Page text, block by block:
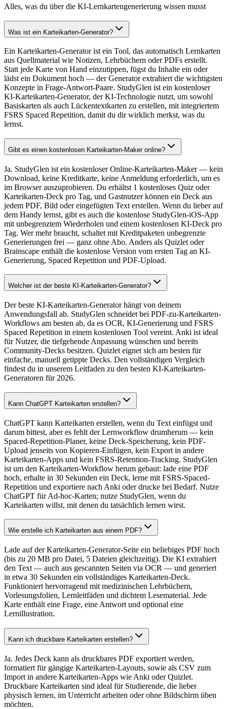
Alles, was du über die KI-Lernkartengenerierung wissen musst
Was ist ein Karteikarten-Generator?
Ein Karteikarten-Generator ist ein Tool, das automatisch Lernkarten
aus Quellmaterial wie Notizen, Lehrbüchern oder PDFs erstellt.
Statt jede Karte von Hand einzutippen, fügst du Inhalte ein oder
lädst ein Dokument hoch — der Generator extrahiert die wichtigsten
Konzepte in Frage-Antwort-Paare. StudyGlen ist ein kostenloser
KI-Karteikarten-Generator, der KI-Technologie nutzt, um sowohl
Basiskarten als auch Lückentextkarten zu erstellen, mit integriertem
FSRS Spaced Repetition, damit du dir wirklich merkst, was du
lernst.
Gibt es einen kostenlosen Karteikarten-Maker online?
Ja. StudyGlen ist ein kostenloser Online-Karteikarten-Maker — kein
Download, keine Kreditkarte, keine Anmeldung erforderlich, um es
im Browser auszuprobieren. Du erhältst 1 kostenloses Quiz oder
Karteikarten-Deck pro Tag, und Gastnutzer können ein Deck aus
jedem PDF, Bild oder eingefügten Text erstellen. Wenn du lieber auf
dem Handy lernst, gibt es auch die kostenlose StudyGlen-iOS-App
mit unbegrenztem Wiederholen und einem kostenlosen KI-Deck pro
Tag. Wer mehr braucht, schaltet mit Kreditpaketen unbegrenzte
Generierungen frei — ganz ohne Abo. Anders als Quizlet oder
Brainscape enthält die kostenlose Version vom ersten Tag an KI-
Generierung, Spaced Repetition und PDF-Upload.
Welcher ist der beste KI-Karteikarten-Generator?
Der beste KI-Karteikarten-Generator hängt von deinem
Anwendungsfall ab. StudyGlen schneidet bei PDF-zu-Karteikarten-
Workflows am besten ab, da es OCR, KI-Generierung und FSRS
Spaced Repetition in einem kostenlosen Tool vereint. Anki ist ideal
für Nutzer, die tiefgehende Anpassung wünschen und bereits
Community-Decks besitzen. Quizlet eignet sich am besten für
einfache, manuell getippte Decks. Den vollständigen Vergleich
findest du in unserem Leitfaden zu den besten KI-Karteikarten-
Generatoren für 2026.
Kann ChatGPT Karteikarten erstellen?
ChatGPT kann Karteikarten erstellen, wenn du Text einfügst und
darum bittest, aber es fehlt der Lernworkflow drumherum — kein
Spaced-Repetition-Planer, keine Deck-Speicherung, kein PDF-
Upload jenseits von Kopieren-Einfügen, kein Export in andere
Karteikarten-Apps und kein FSRS-Retention-Tracking. StudyGlen
ist um den Karteikarten-Workflow herum gebaut: lade eine PDF
hoch, erhalte in 30 Sekunden ein Deck, lerne mit FSRS-Spaced-
Repetition und exportiere nach Anki oder drucke bei Bedarf. Nutze
ChatGPT für Ad-hoc-Karten; nutze StudyGlen, wenn du
Karteikarten willst, mit denen du tatsächlich lernen wirst.
Wie erstelle ich Karteikarten aus einem PDF?
Lade auf der Karteikarten-Generator-Seite ein beliebiges PDF hoch
(bis zu 20 MB pro Datei, 5 Dateien gleichzeitig). Die KI extrahiert
den Text — auch aus gescannten Seiten via OCR — und generiert
in etwa 30 Sekunden ein vollständiges Karteikarten-Deck.
Funktioniert hervorragend mit medizinischen Lehrbüchern,
Vorlesungsfolien, Lernleitfäden und dichtem Lesematerial. Jede
Karte enthält eine Frage, eine Antwort und optional eine
Lernillustration.
Kann ich druckbare Karteikarten erstellen?
Ja. Jedes Deck kann als druckbares PDF exportiert werden,
formatiert für gängige Karteikarten-Layouts, sowie als CSV zum
Import in andere Karteikarten-Apps wie Anki oder Quizlet.
Druckbare Karteikarten sind ideal für Studierende, die lieber
physisch lernen, im Unterricht arbeiten oder ohne Bildschirm üben
möchten.